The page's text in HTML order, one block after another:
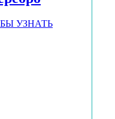
УЗНАТЬ